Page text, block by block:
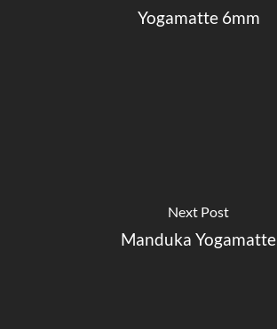
Yogamatte 6mm
Next Post
Manduka Yogamatte